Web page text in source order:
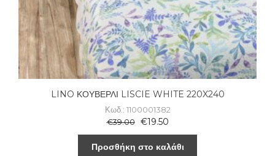
LINO ΚΟΥΒΕΡΛΙ LISCIE WHITE 220X240
Κωδ.: 1100001382
€39.00 €19.50
Προσθήκη στο καλάθι